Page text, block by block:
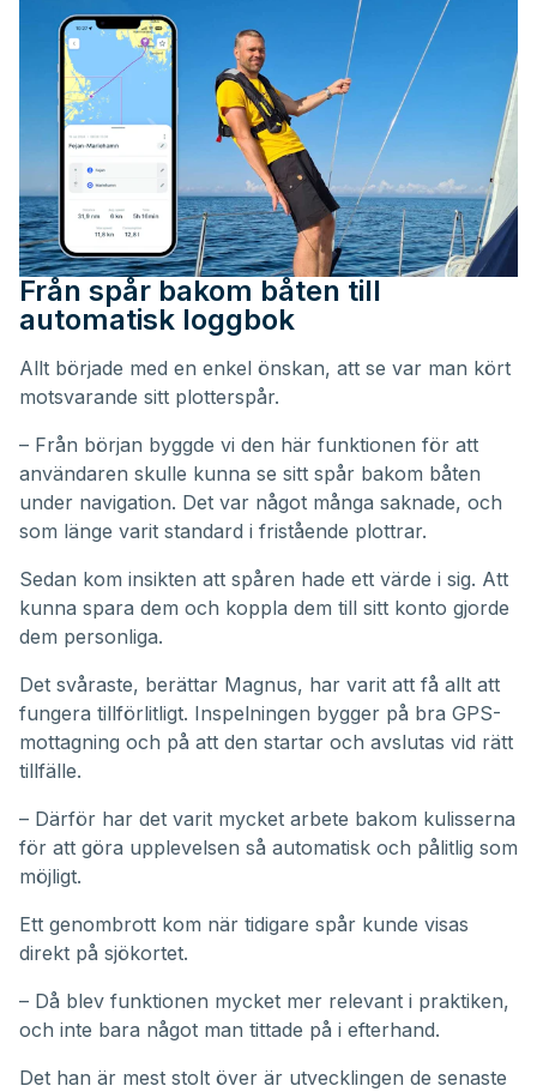
Från spår bakom båten till
automatisk loggbok
Allt började med en enkel önskan, att se var man kört
motsvarande sitt plotterspår.
– Från början byggde vi den här funktionen för att
användaren skulle kunna se sitt spår bakom båten
under navigation. Det var något många saknade, och
som länge varit standard i fristående plottrar.
Sedan kom insikten att spåren hade ett värde i sig. Att
kunna spara dem och koppla dem till sitt konto gjorde
dem personliga.
Det svåraste, berättar Magnus, har varit att få allt att
fungera tillförlitligt. Inspelningen bygger på bra GPS-
mottagning och på att den startar och avslutas vid rätt
tillfälle.
– Därför har det varit mycket arbete bakom kulisserna
för att göra upplevelsen så automatisk och pålitlig som
möjligt.
Ett genombrott kom när tidigare spår kunde visas
direkt på sjökortet.
– Då blev funktionen mycket mer relevant i praktiken,
och inte bara något man tittade på i efterhand.
Det han är mest stolt över är utvecklingen de senaste